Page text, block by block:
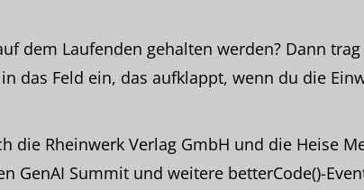
dem Laufenden gehalten werden? Dann
das Feld ein, das aufklappt, wenn du die
die Rheinwerk Verlag GmbH und die Heise
GenAI Summit und weitere betterCode()-